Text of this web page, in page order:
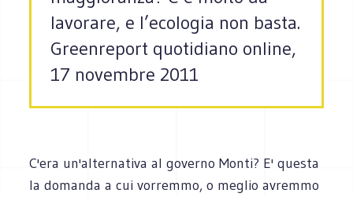
lavorare, e l’ecologia non basta.
Greenreport quotidiano online,
17 novembre 2011
C'era un'alternativa al governo Monti? E' questa
la domanda a cui vorremmo, o meglio avremmo